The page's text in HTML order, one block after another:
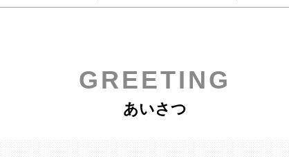
GREETING
あいさつ